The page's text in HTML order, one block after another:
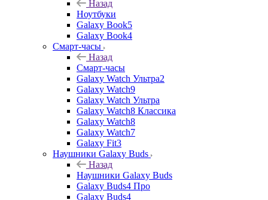
Назад
Ноутбуки
Galaxy Book5
Galaxy Book4
Смарт-часы
Назад
Смарт-часы
Galaxy Watch Ультра2
Galaxy Watch9
Galaxy Watch Ультра
Galaxy Watch8 Классика
Galaxy Watch8
Galaxy Watch7
Galaxy Fit3
Наушники Galaxy Buds
Назад
Наушники Galaxy Buds
Galaxy Buds4 Про
Galaxy Buds4